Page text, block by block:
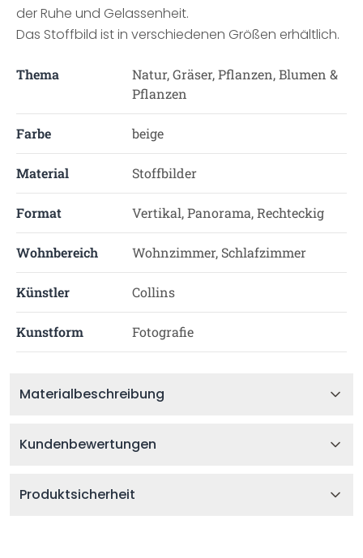
der Ruhe und Gelassenheit.
Das Stoffbild ist in verschiedenen Größen erhältlich.
Thema
Natur, Gräser, Pflanzen, Blumen &
Pflanzen
Farbe beige
Material Stoffbilder
Format Vertikal, Panorama, Rechteckig
Wohnbereich Wohnzimmer, Schlafzimmer
Künstler Collins
Kunstform Fotografie
Materialbeschreibung
Kundenbewertungen
Produktsicherheit